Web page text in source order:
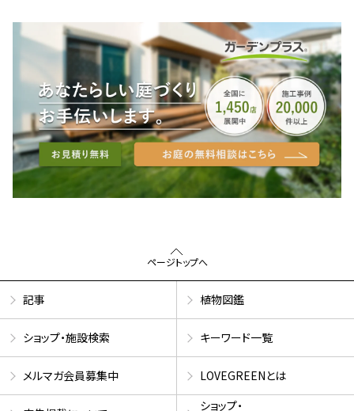
ページトップへ
記事 植物図鑑
ショップ・施設検索 キーワード一覧
メルマガ会員募集中 LOVEGREENとは
ショップ・